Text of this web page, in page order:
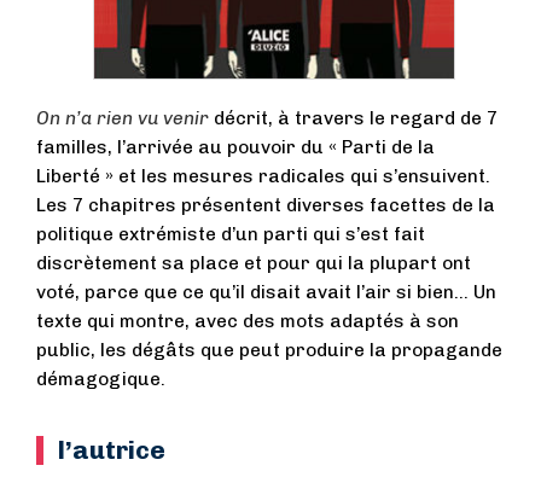
On n’a rien vu venir décrit, à travers le regard de 7
familles, l’arrivée au pouvoir du « Parti de la
Liberté » et les mesures radicales qui s’ensuivent.
Les 7 chapitres présentent diverses facettes de la
politique extrémiste d’un parti qui s’est fait
discrètement sa place et pour qui la plupart ont
voté, parce que ce qu’il disait avait l’air si bien… Un
texte qui montre, avec des mots adaptés à son
public, les dégâts que peut produire la propagande
démagogique.
l’autrice